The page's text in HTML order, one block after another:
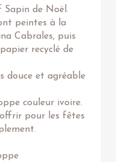
Sapin de Noël.
peintes à la
Cabrales, puis
recyclé de
douce et agréable
couleur ivoire.
pour les fêtes